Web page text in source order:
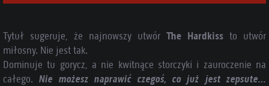
Tytuł sugeruje, że najnowszy utwór The Hardkiss to utwór
miłosny. Nie jest tak.
Dominuje tu gorycz, a nie kwitnące storczyki i zauroczenie na
całego. Nie możesz naprawić czegoś, co już jest zepsute…